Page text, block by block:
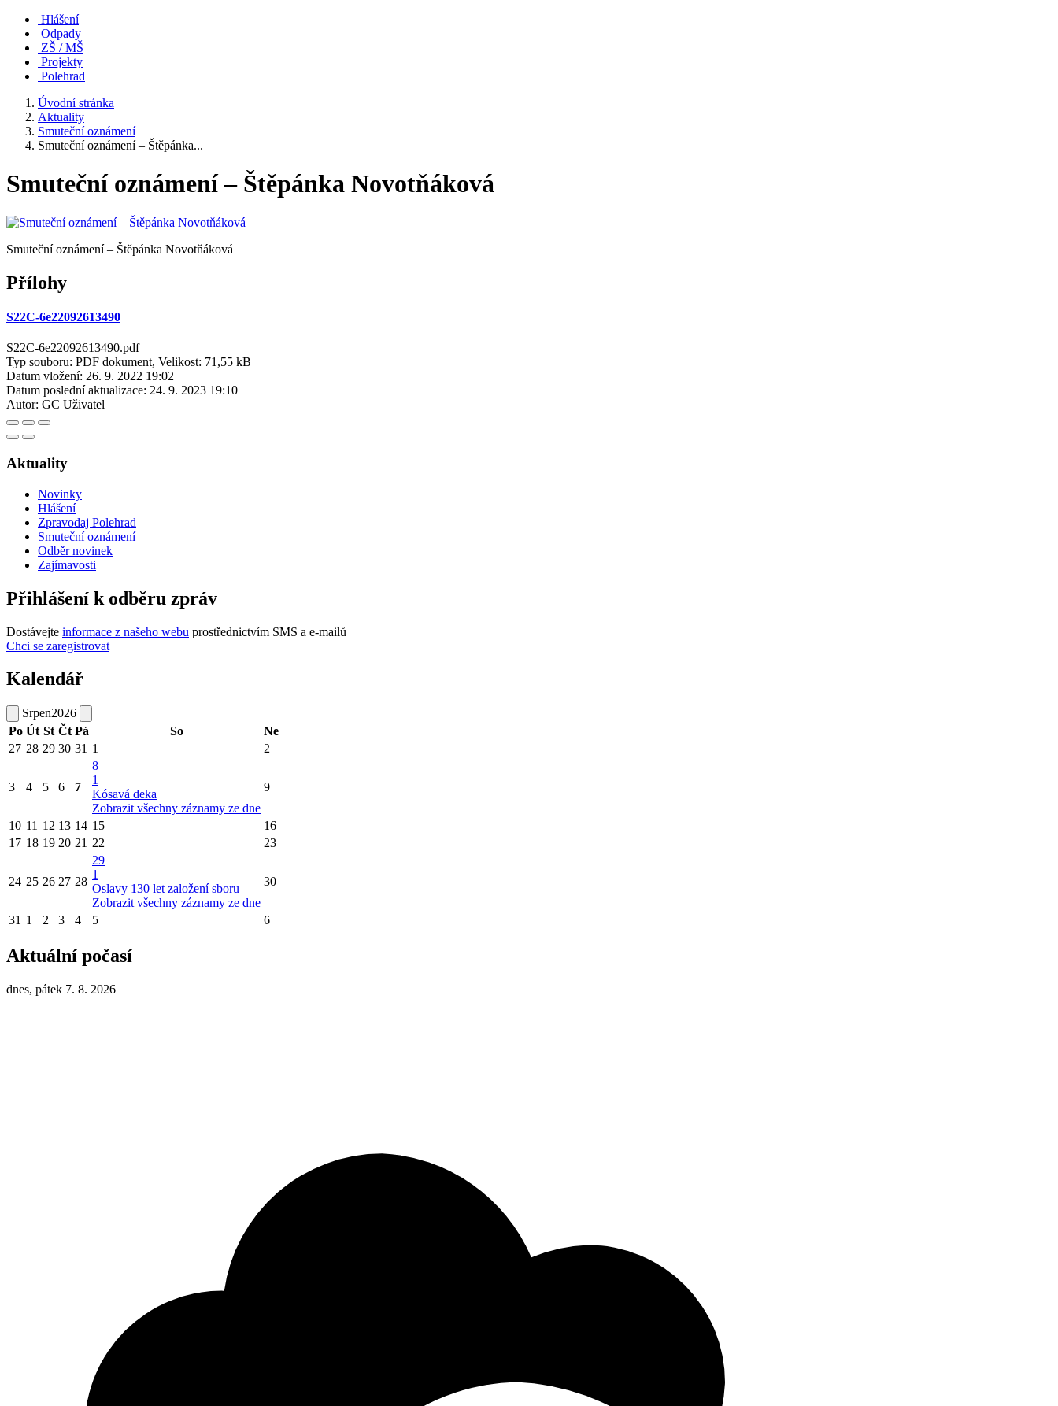
Hlášení
Odpady
ZŠ / MŠ
Projekty
Polehrad
Úvodní stránka
Aktuality
Smuteční oznámení
Smuteční oznámení – Štěpánka...
Smuteční oznámení – Štěpánka Novotňáková
Smuteční oznámení – Štěpánka Novotňáková
Přílohy
S22C-6e22092613490
S22C-6e22092613490.pdf
Typ souboru: PDF dokument, Velikost: 71,55 kB
Datum vložení: 26. 9. 2022 19:02
Datum poslední aktualizace: 24. 9. 2023 19:10
Autor: GC Uživatel
Aktuality
Novinky
Hlášení
Zpravodaj Polehrad
Smuteční oznámení
Odběr novinek
Zajímavosti
Přihlášení k odběru zpráv
Dostávejte informace z našeho webu prostřednictvím SMS a e-mailů
Chci se zaregistrovat
Kalendář
Srpen2026
Po Út St Čt Pá So
Ne
27 28 29 30 31 1 2
3 4 5 6 7
8
1
Kósavá deka
Zobrazit všechny záznamy ze dne
9
10 11 12 13 14 15
16
17 18 19 20 21 22 23
24 25 26 27 28
29
1
Oslavy 130 let založení sboru
Zobrazit všechny záznamy ze dne
30
31 1 2 3 4 5 6
Aktuální počasí
dnes, pátek 7. 8. 2026